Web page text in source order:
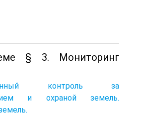
§ 3. Мониторинг
контроль за
и охраной земель.